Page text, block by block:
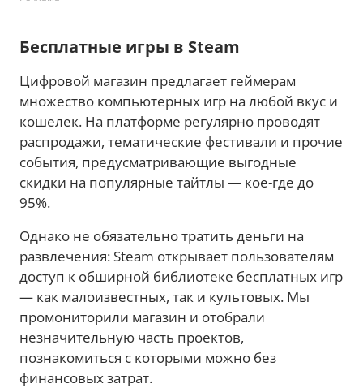
Бесплатные игры в Steam
Цифровой магазин предлагает геймерам
множество компьютерных игр на любой вкус и
кошелек. На платформе регулярно проводят
распродажи, тематические фестивали и прочие
события, предусматривающие выгодные
скидки на популярные тайтлы — кое-где до
95%.
Однако не обязательно тратить деньги на
развлечения: Steam открывает пользователям
доступ к обширной библиотеке бесплатных игр
— как малоизвестных, так и культовых. Мы
промониторили магазин и отобрали
незначительную часть проектов,
познакомиться с которыми можно без
финансовых затрат.